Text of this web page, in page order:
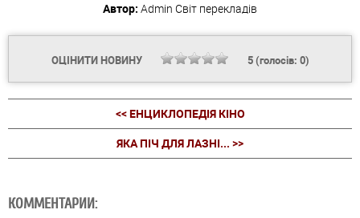
Автор: Admin Світ перекладів
ОЦІНИТИ НОВИНУ 5(голосів: 0)
<< ЕНЦИКЛОПЕДІЯ КІНО
ЯКА ПІЧ ДЛЯ ЛАЗНІ... >>
КОММЕНТАРИИ: